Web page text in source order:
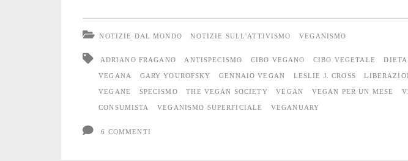
NOTIZIE DAL MONDO NOTIZIE SULL'ATTIVISMO VEGANISMO
ADRIANO FRAGANO ANTISPECISMO CIBO VEGANO CIBO VEGETALE
VEGANA GARY YOUROFSKY GENNAIO VEGAN LESLIE J. CROSS
VEGANE SPECISMO THE VEGAN SOCIETY VEGAN VEGAN PER UN MESE
CONSUMISTA VEGANISMO SUPERFICIALE VEGANUARY
6 COMMENTI